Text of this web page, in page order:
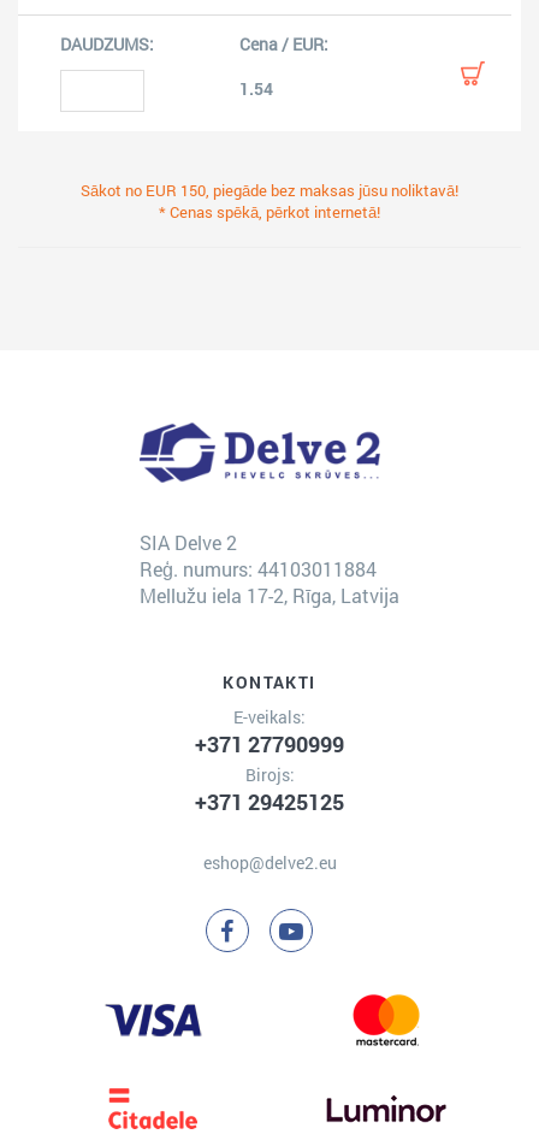
1.54
Sākot no EUR 150, piegāde bez maksas jūsu noliktavā!
* Cenas spēkā, pērkot internetā!
SIA Delve 2
Reģ. numurs: 44103011884
Mellužu iela 17-2, Rīga, Latvija
KONTAKTI
E-veikals:
+371 27790999
Birojs:
+371 29425125
eshop@delve2.eu